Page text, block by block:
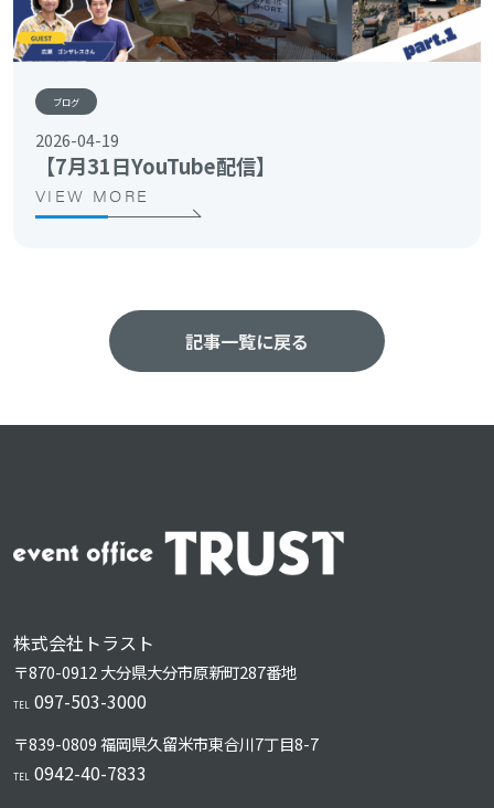
ブログ
2026-04-19
【7月31日YouTube配信】
VIEW MORE
記事一覧に戻る
株式会社トラスト
〒870-0912 大分県大分市原新町287番地
TEL 097-503-3000
〒839-0809 福岡県久留⽶市東合川7丁⽬8-7
TEL 0942-40-7833